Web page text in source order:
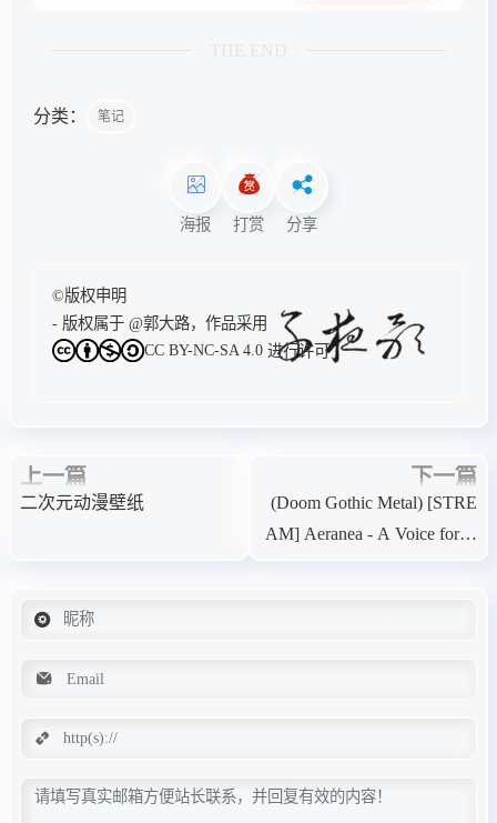
分类： 笔记
海报 打赏 分享
©版权申明
- 版权属于 @郭大路，作品采用
CC BY-NC-SA 4.0 进行许可
上一篇
二次元动漫壁纸
下一篇
(Doom Gothic Metal) [STRE
AM] Aeranea - A Voice for th
e Lost - 2021, FLAC (tracks),